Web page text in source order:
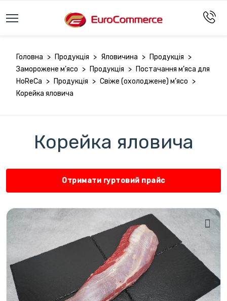
Головна > Продукція > Яловичина > Продукція >
Заморожене м’ясо > Продукція > Постачання м’яса для
HoReCa > Продукція > Свіже (охолоджене) м’ясо >
Корейка яловича
Корейка яловича
Отримати гуртовий прайс